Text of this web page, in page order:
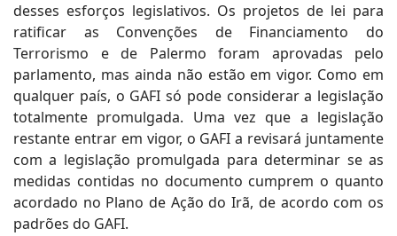
desses esforços legislativos. Os projetos de lei para
ratificar as Convenções de Financiamento do
Terrorismo e de Palermo foram aprovadas pelo
parlamento, mas ainda não estão em vigor. Como em
qualquer país, o GAFI só pode considerar a legislação
totalmente promulgada. Uma vez que a legislação
restante entrar em vigor, o GAFI a revisará juntamente
com a legislação promulgada para determinar se as
medidas contidas no documento cumprem o quanto
acordado no Plano de Ação do Irã, de acordo com os
padrões do GAFI.